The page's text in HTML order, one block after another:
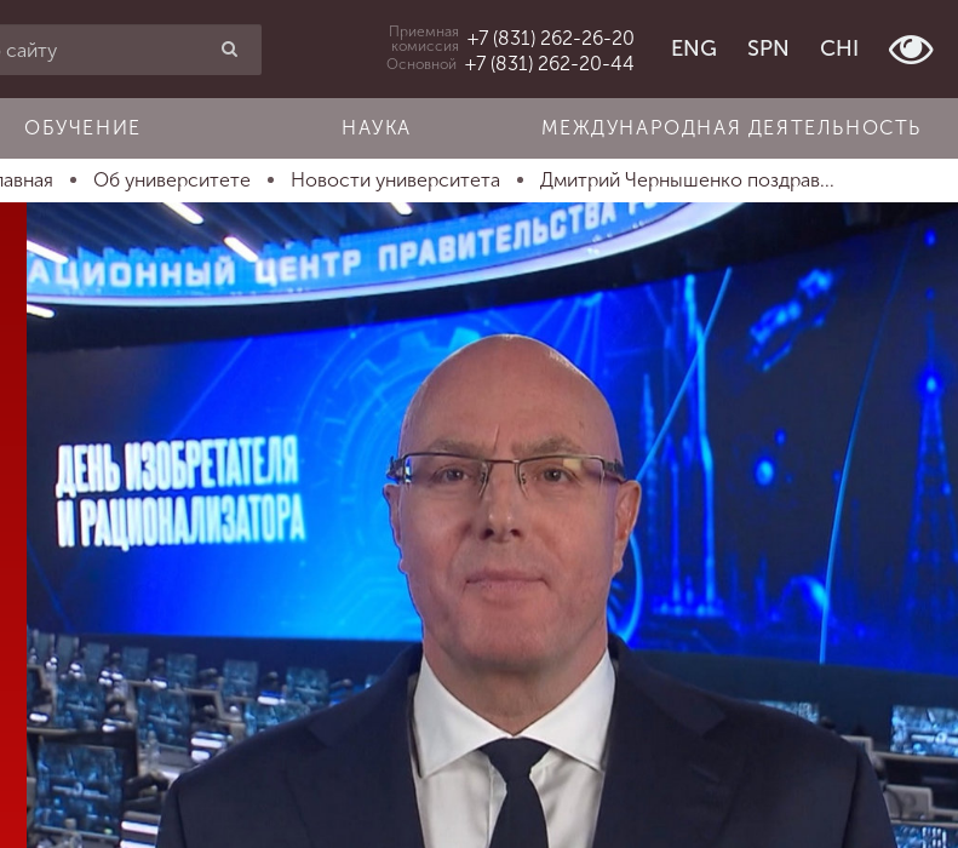
Приемная
комиссия +7 (831) 262-26-20
Основной +7 (831) 262-20-44
ENG SPN CHI
ОБУЧЕНИЕ НАУКА МЕЖДУНАРОДНАЯ ДЕЯТЕЛЬНОСТЬ
Об университете Новости университета Дмитрий Чернышенко поздрав...